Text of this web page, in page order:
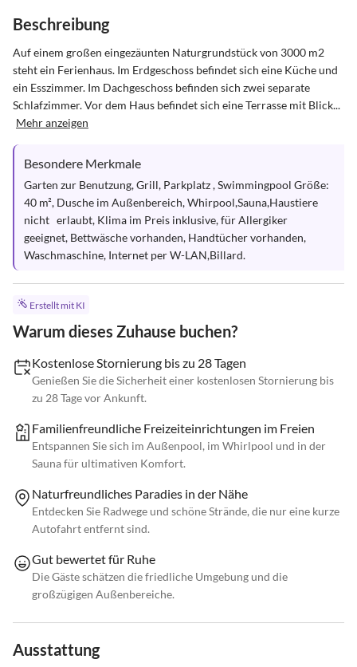
Beschreibung
Auf einem großen eingezäunten Naturgrundstück von 3000 m2
steht ein Ferienhaus. Im Erdgeschoss befindet sich eine Küche und
ein Esszimmer. Im Dachgeschoss befinden sich zwei separate
Schlafzimmer. Vor dem Haus befindet sich eine Terrasse mit Blick...
Mehr anzeigen
Besondere Merkmale
Garten zur Benutzung, Grill, Parkplatz , Swimmingpool Größe:
40 m², Dusche im Außenbereich, Whirpool,Sauna,Haustiere
nicht   erlaubt, Klima im Preis inklusive, für Allergiker
geeignet, Bettwäsche vorhanden, Handtücher vorhanden,
Waschmaschine, Internet per W-LAN,Billard.
Erstellt mit KI
Warum dieses Zuhause buchen?
Kostenlose Stornierung bis zu 28 Tagen
Genießen Sie die Sicherheit einer kostenlosen Stornierung bis
zu 28 Tage vor Ankunft.
Familienfreundliche Freizeiteinrichtungen im Freien
Entspannen Sie sich im Außenpool, im Whirlpool und in der
Sauna für ultimativen Komfort.
Naturfreundliches Paradies in der Nähe
Entdecken Sie Radwege und schöne Strände, die nur eine kurze
Autofahrt entfernt sind.
Gut bewertet für Ruhe
Die Gäste schätzen die friedliche Umgebung und die
großzügigen Außenbereiche.
Ausstattung